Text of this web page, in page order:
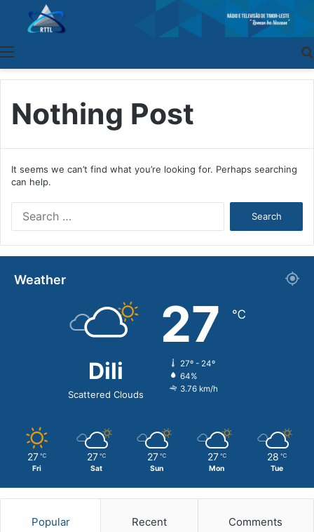
Nothing Post
It seems we can’t find what you’re looking for. Perhaps searching
can help.
Weather
Dili
Scattered Clouds
27 ℃
27º - 24º
64%
3.76 km/h
27 ℃
Fri
27 ℃
Sat
27 ℃
Sun
27 ℃
Mon
28 ℃
Tue
Popular Recent Comments